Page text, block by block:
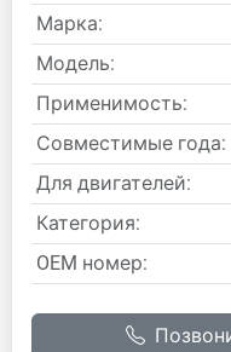
Марка:
Модель:
Применимость:
Совместимые года:
Для двигателей:
Категория:
OEM номер: